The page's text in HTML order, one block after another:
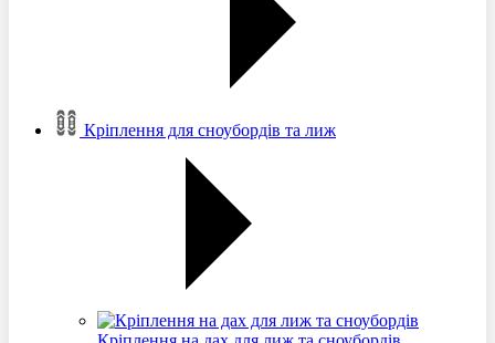
Кріплення для сноубордів та лиж